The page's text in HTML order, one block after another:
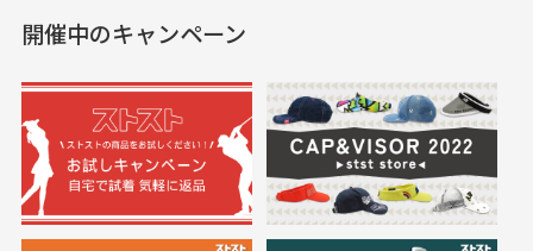
満足です。
送料はいくらかかりますか？
何点ご購入頂いた場合も全国一律で800円とさせて頂
いております。(1配送先につき)
また5,000円(税込)以上お買い物をして頂けた場合は送
※必ず１つのショッピングカートに複数商品を入れて
実寸サイズについて
一点一点手作業で計測しておりますので、若干の誤
差が生じる場合がございます。
においについて
開催中のキャンペーン